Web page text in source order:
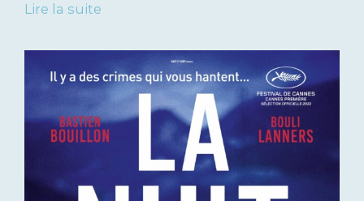
Lire la suite